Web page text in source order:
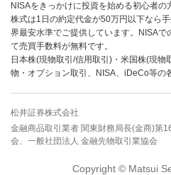
NISAをきっかけに投資を始める初心者の
株式は1日の約定代金が50万円以下なら
界最安水準でご提供しています。NISA
て売買手数料が無料です。
日本株(現物取引/信用取引)・米国株(現
物・オプション取引、NISA、iDeCo等の
松井証券株式会社
金融商品取引業者 関東財務局長(金商)第
会、一般社団法人 金融先物取引業協会
Copyright © Matsui